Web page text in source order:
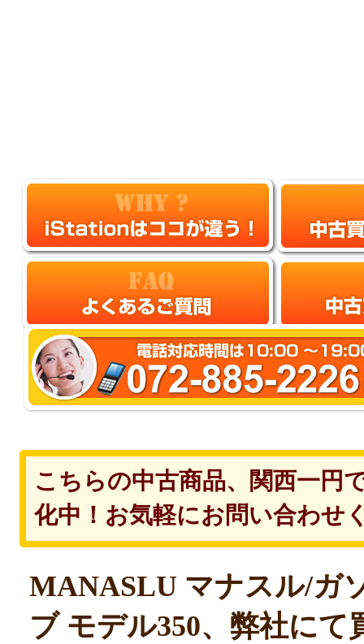
こちらの中古商品、関西一円
化中！お気軽にお問い合わせ
MANASLU マナスル/ガ
ブ モデル350、弊社にて